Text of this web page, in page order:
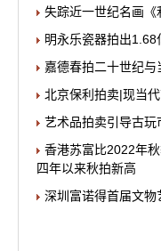
失踪近一世纪名画
明永乐瓷器拍出
嘉德春拍二十世纪
北京保利拍卖|现当
艺术品拍卖引导古玩
香港苏富比2022年
四年以来秋拍新高
深圳富诺得首届文物